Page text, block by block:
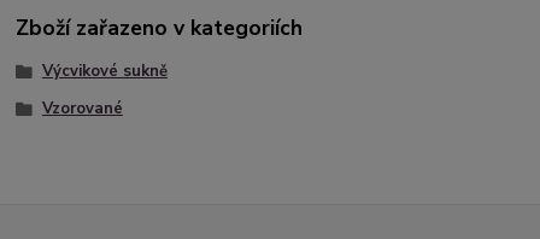
Zboží zařazeno v kategoriích
Výcvikové sukně
Vzorované